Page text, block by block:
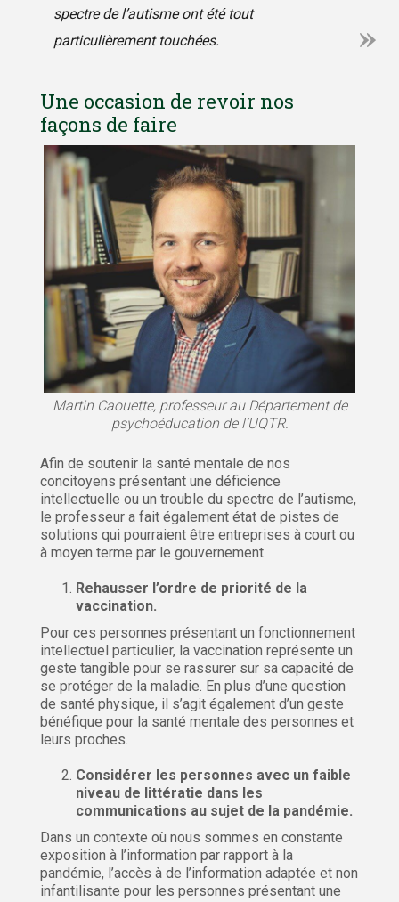
spectre de l’autisme ont été tout
particulièrement touchées.
Une occasion de revoir nos
façons de faire
Martin Caouette, professeur au Département de
psychoéducation de l’UQTR.
Afin de soutenir la santé mentale de nos
concitoyens présentant une déficience
intellectuelle ou un trouble du spectre de l’autisme,
le professeur a fait également état de pistes de
solutions qui pourraient être entreprises à court ou
à moyen terme par le gouvernement.
Rehausser l’ordre de priorité de la
vaccination.
Pour ces personnes présentant un fonctionnement
intellectuel particulier, la vaccination représente un
geste tangible pour se rassurer sur sa capacité de
se protéger de la maladie. En plus d’une question
de santé physique, il s’agit également d’un geste
bénéfique pour la santé mentale des personnes et
leurs proches.
Considérer les personnes avec un faible
niveau de littératie dans les
communications au sujet de la pandémie.
Dans un contexte où nous sommes en constante
exposition à l’information par rapport à la
pandémie, l’accès à de l’information adaptée et non
infantilisante pour les personnes présentant une